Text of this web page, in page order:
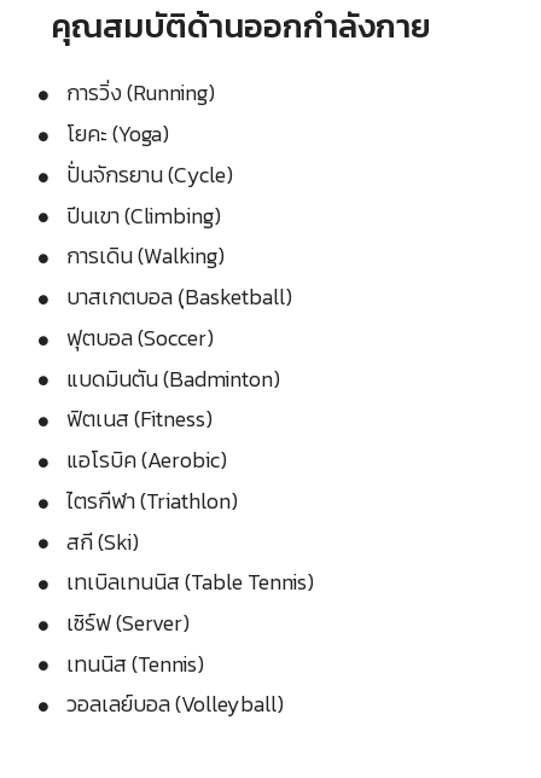
คุณสมบัติด้านออกกำลังกาย
การวิ่ง (Running)
โยคะ (Yoga)
ปั่นจักรยาน (Cycle)
ปีนเขา (Climbing)
การเดิน (Walking)
บาสเกตบอล (ฺBasketball)
ฟุตบอล (Soccer)
แบดมินตัน (Badminton)
ฟิตเนส (Fitness)
แอโรบิค (Aerobic)
ไตรกีฬา (Triathlon)
สกี (Ski)
เทเบิลเทนนิส (Table Tennis)
เซิร์ฟ (Server)
เทนนิส (Tennis)
วอลเลย์บอล (Volleyball)